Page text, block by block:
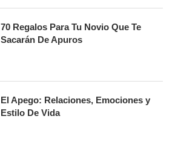
70 Regalos Para Tu Novio Que Te
Sacarán De Apuros
El Apego: Relaciones, Emociones y
Estilo De Vida